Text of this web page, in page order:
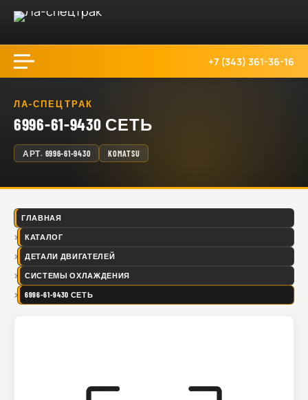
+7 (343) 361-36-16
ЛА-СПЕЦТРАК
6996-61-9430 СЕТЬ
АРТ. 6996-61-9430 KOMATSU
ГЛАВНАЯ
КАТАЛОГ
ДЕТАЛИ ДВИГАТЕЛЕЙ
СИСТЕМЫ ОХЛАЖДЕНИЯ
6996-61-9430 СЕТЬ